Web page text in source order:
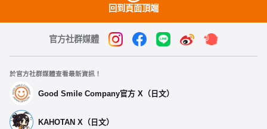
回到頁面頂端
官方社群媒體
於官方社群媒體查看最新資訊！
Good Smile Company官方 X（日文）
KAHOTAN X（日文）